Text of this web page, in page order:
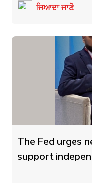
ਜਿਆਦਾ ਜਾਣੋ
The Fed urges
support